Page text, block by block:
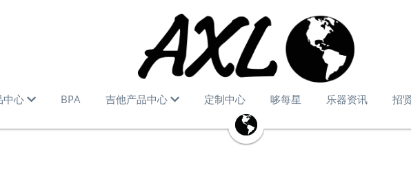
中心 BPA 吉他产品中心 定制中心 哆每星 乐器资讯 招